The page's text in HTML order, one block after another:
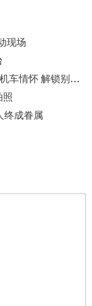
现场
“花50块钱油 追300公里的风和自由” 一份机车情怀 解锁别样的生活态度
照
终成眷属